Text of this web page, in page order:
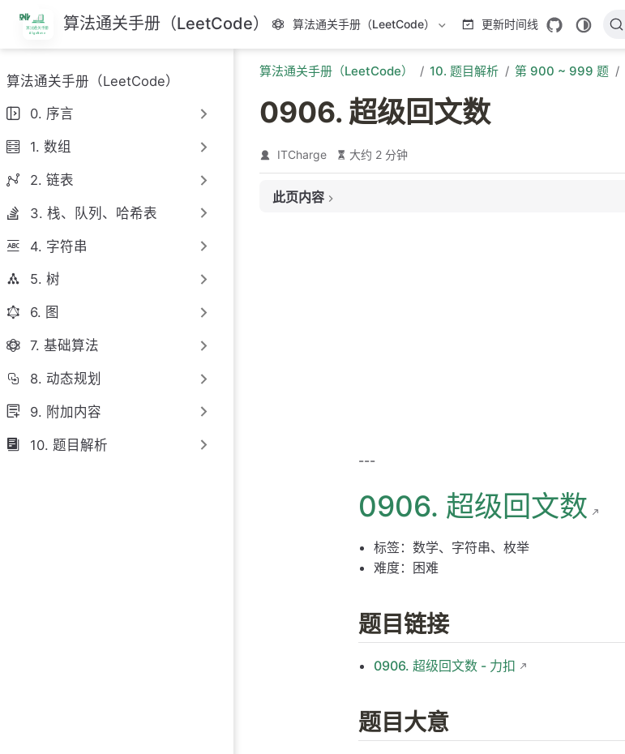
跳
至
主
要
內
容
算法通关手册（LeetCode） 算法通关手册（LeetCode） 更新时间线
算法通关手册（LeetCode）
0. 序言
1. 数组
2. 链表
3. 栈、队列、哈希表
4. 字符串
5. 树
6. 图
7. 基础算法
8. 动态规划
9. 附加内容
10. 题目解析
算法通关手册（LeetCode） 10. 题目解析 第 900 ~ 999 题
0906. 超级回文数
ITCharge 大约 2 分钟
此页内容
---
0906. 超级回文数
标签：数学、字符串、枚举
难度：困难
题目链接
0906. 超级回文数 - 力扣
题目大意